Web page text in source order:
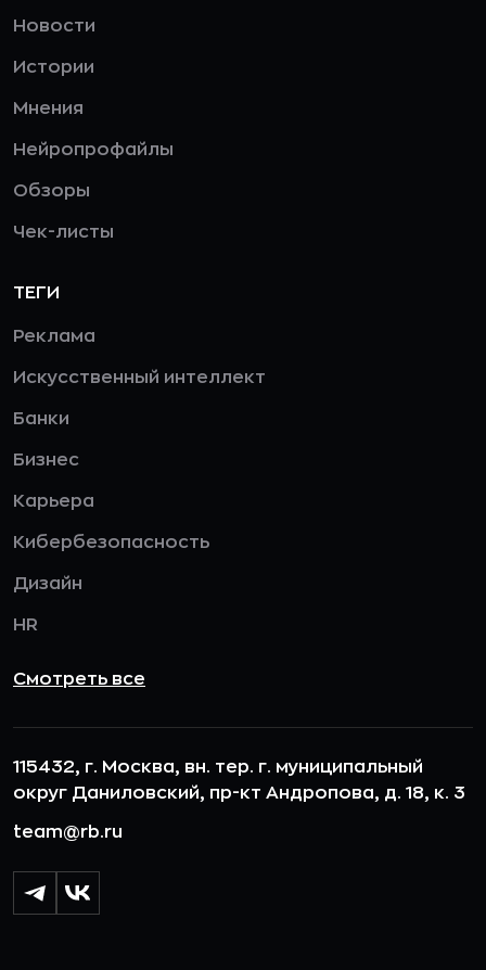
Новости
Истории
Мнения
Нейропрофайлы
Обзоры
Чек-листы
ТЕГИ
Реклама
Искусственный интеллект
Банки
Бизнес
Карьера
Кибербезопасность
Дизайн
HR
Смотреть все
115432, г. Москва, вн. тер. г. муниципальный
округ Даниловский, пр-кт Андропова, д. 18, к. 3
team@rb.ru